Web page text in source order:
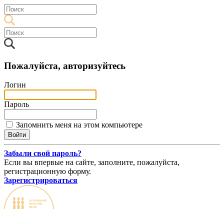
Пожалуйста, авторизуйтесь
Логин
Пароль
Запомнить меня на этом компьютере
Забыли свой пароль?
Если вы впервые на сайте, заполните, пожалуйста,
регистрационную форму.
Зарегистрироваться